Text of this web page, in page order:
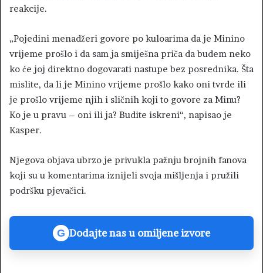
reakcije.
„Pojedini menadžeri govore po kuloarima da je Minino
vrijeme prošlo i da sam ja smiješna priča da budem neko
ko će joj direktno dogovarati nastupe bez posrednika. Šta
mislite, da li je Minino vrijeme prošlo kako oni tvrde ili
je prošlo vrijeme njih i sličnih koji to govore za Minu?
Ko je u pravu – oni ili ja? Budite iskreni“, napisao je
Kasper.
Njegova objava ubrzo je privukla pažnju brojnih fanova
koji su u komentarima iznijeli svoja mišljenja i pružili
podršku pjevačici.
G Dodajte nas u omiljene izvore